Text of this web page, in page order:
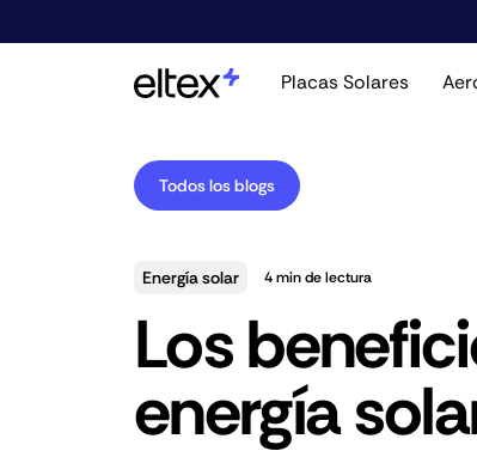
Placas Solares
Todos los blogs
Energía solar 4min de lectura
Los
energía